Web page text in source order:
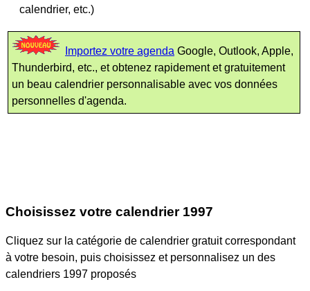
calendrier, etc.)
Importez votre agenda Google, Outlook, Apple,
Thunderbird, etc., et obtenez rapidement et gratuitement
un beau calendrier personnalisable avec vos données
personnelles d'agenda.
Choisissez votre calendrier 1997
Cliquez sur la catégorie de calendrier gratuit correspondant
à votre besoin, puis choisissez et personnalisez un des
calendriers 1997 proposés